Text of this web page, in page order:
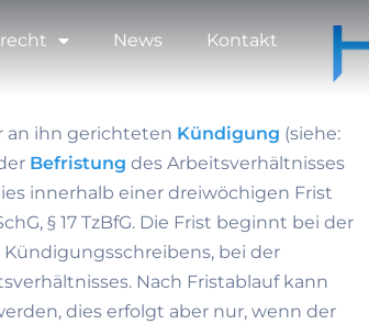
News
Kontakt
an ihn gerichteten Kündigung (siehe:
Befristung des Arbeitsverhältnisses
innerhalb einer dreiwöchigen Frist
§ 17 TzBfG. Die Frist beginnt bei der
bei der
Nach Fristablauf kann
dies erfolgt aber nur, wenn der